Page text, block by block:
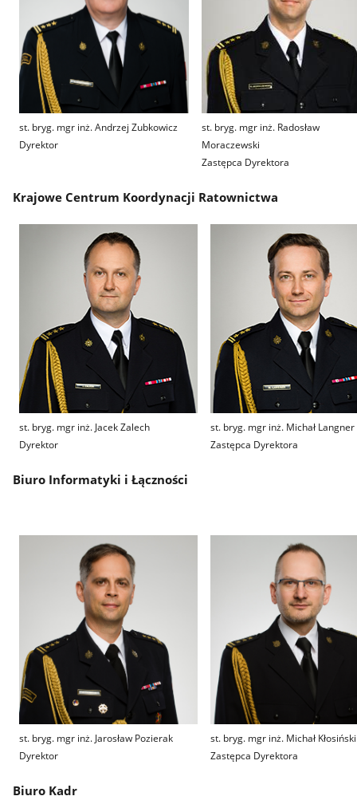
st. bryg. mgr inż. Andrzej Zubkowicz
Dyrektor
st. bryg. mgr inż. Radosław
Moraczewski
Zastępca Dyrektora
Krajowe Centrum Koordynacji Ratownictwa
st. bryg. mgr inż. Jacek Zalech
Dyrektor
st. bryg. mgr inż. Michał Langner
Zastępca Dyrektora
Biuro Informatyki i Łączności
st. bryg. mgr inż. Jarosław Pozierak
Dyrektor
st. bryg. mgr inż. Michał Kłosiński
Zastępca Dyrektora
Biuro Kadr